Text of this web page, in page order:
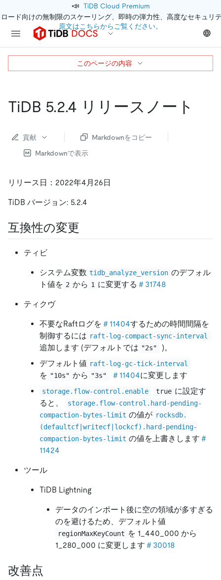
📣 TiDB Cloud Premium
ード向けの無制限のスケーリング、即時の弾力性、高度なセキュリ
原文はこちらからご覧ください。
TiDB 5.2.4 リリースノート
貢献
Markdownをコピー
Markdownで表示
リリース日：2022年4月26日
TiDB バージョン: 5.2.4
互換性の変更
ティビ
システム変数 tidb_analyze_version のデフォル
ト値を 2 から 1 に変更する ＃31748
ティクヴ
不要なRaftログを ＃11404するための時間間隔を
制御するには raft-log-compact-sync-interval
追加します (デフォルトでは "2s"
)。
デフォルト値 raft-log-gc-tick-interval
を "10s" から "3s" ＃11404に変更します
storage.flow-control.enable true に設定す
ると、
storage.flow-control.hard-pending-
compaction-bytes-limit の値が rocksdb.
(defaultcf|writecf|lockcf).hard-pending-
compaction-bytes-limit の値を上書きします ＃
11424
ツール
TiDB Lightning
データのインポート後に空の領域が多すぎる
のを避けるため、デフォルト値
regionMaxKeyCount を 1_440_000 から
1_280_000 に変更します ＃30018
改善点
このページの内容